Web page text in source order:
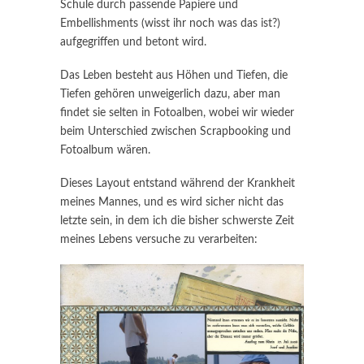
Schule durch passende Papiere und
Embellishments (wisst ihr noch was das ist?)
aufgegriffen und betont wird.
Das Leben besteht aus Höhen und Tiefen, die
Tiefen gehören unweigerlich dazu, aber man
findet sie selten in Fotoalben, wobei wir wieder
beim Unterschied zwischen Scrapbooking und
Fotoalbum wären.
Dieses Layout entstand während der Krankheit
meines Mannes, und es wird sicher nicht das
letzte sein, in dem ich die bisher schwerste Zeit
meines Lebens versuche zu verarbeiten: